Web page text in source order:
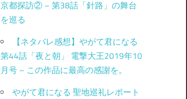
京都探訪② – 第38話「針路」の舞台
を巡る
【ネタバレ感想】やがて君になる
第44話「夜と朝」 電撃大王2019年10
月号 – この作品に最高の感謝を。
やがて君になる 聖地巡礼レポート